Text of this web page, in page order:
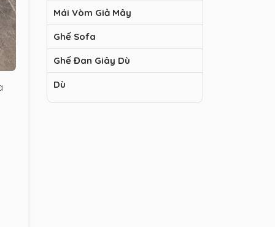
Mái Vòm Giả Mây
Ghế Sofa
Ghế Đan Giây Dù
Dù